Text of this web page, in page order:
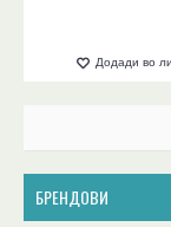
Додади во
БРЕНДОВИ